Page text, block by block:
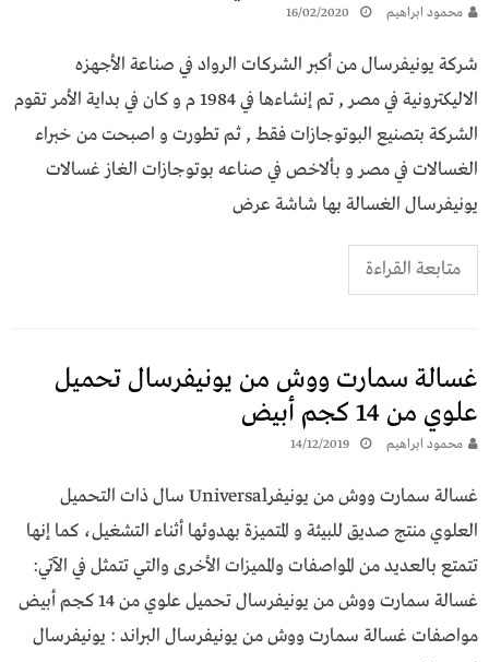
محمود ابراهيم 16/02/2020
شركة يونيفرسال من أكبر الشركات الرواد في صناعة الأجهزه
الاليكترونية في مصر , تم إنشاءها في 1984 م و كان في بداية الأمر تقوم
الشركة بتصنيع البوتوجازات فقط , ثم تطورت و اصبحت من خبراء
الغسالات في مصر و بألاخص في صناعه بوتوجازات الغاز غسالات
يونيفرسال الغسالة بها شاشة عرض
متابعة القراءة
غسالة سمارت ووش من يونيفرسال تحميل
علوي من 14 كجم أبيض
محمود ابراهيم 14/12/2019
غسالة سمارت ووش من يونيفرUniversal سال ذات التحميل
العلوي منتج صديق للبيئة و المتميزة بهدوئها أثناء التشغيل، كما إنها
تتمتع بالعديد من المواصفات والمميزات الأخرى والتي تتمثل في الآتي:
غسالة سمارت ووش من يونيفرسال تحميل علوي من 14 كجم أبيض
مواصفات غسالة سمارت ووش من يونيفرسال البراند : يونيفرسال